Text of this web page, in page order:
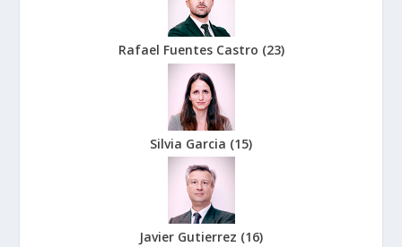
Rafael Fuentes Castro (23)
Silvia Garcia (15)
Javier Gutierrez (16)